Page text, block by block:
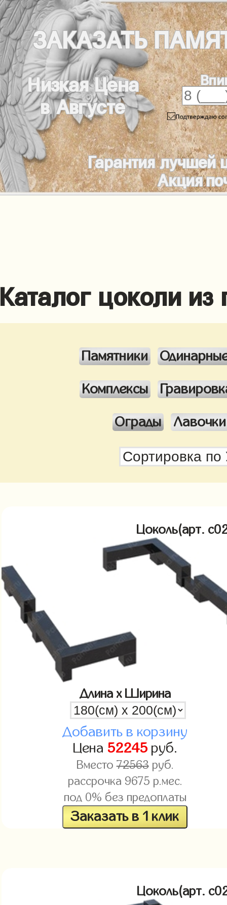
ЗАКАЗАТЬ
Низкая Цена
в Августе
Гарантия лучшей
Акция
цоколи
Памятники
Комплексы
Ограды
Цоколь(арт.
Длина x Ширина
Добавить в корзину
Цена 52245руб.
Вместо72563руб.
рассрочка 9675 р.мес.
под 0% без предоплаты
Заказать в 1 клик
Цоколь(арт.